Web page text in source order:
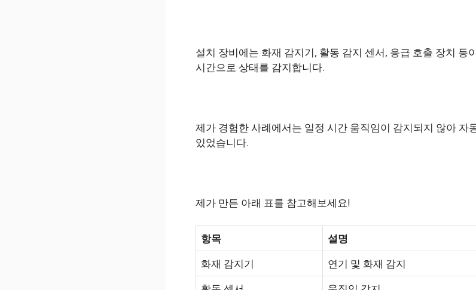
설치 장비에는 화재 감지기, 활동 감지 센서, 응급 호출 장치 등
시간으로 상태를 감지합니다.
제가 경험한 사례에서는 일정 시간 움직임이 감지되지 않아 자
있었습니다.
제가 만든 아래 표를 참고해보세요!
항목 설명
화재 감지기
연기 및 화재 감지